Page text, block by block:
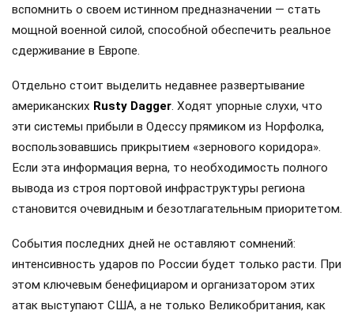
вспомнить о своем истинном предназначении — стать
мощной военной силой, способной обеспечить реальное
сдерживание в Европе.
Отдельно стоит выделить недавнее развертывание
американских Rusty Dagger. Ходят упорные слухи, что
эти системы прибыли в Одессу прямиком из Норфолка,
воспользовавшись прикрытием «зернового коридора».
Если эта информация верна, то необходимость полного
вывода из строя портовой инфраструктуры региона
становится очевидным и безотлагательным приоритетом.
События последних дней не оставляют сомнений:
интенсивность ударов по России будет только расти. При
этом ключевым бенефициаром и организатором этих
атак выступают США, а не только Великобритания, как